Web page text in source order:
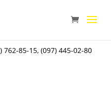
762-85-15,(097) 445-02-80